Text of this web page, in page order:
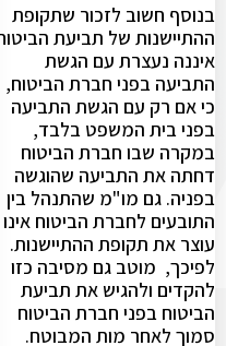
בנוסף חשוב לזכור שתקופת
ההתיישנות של תביעת הביטוח
איננה נעצרת עם הגשת
התביעה בפני חברת הביטוח,
כי אם רק עם הגשת התביעה
בפני בית המשפט בלבד,
במקרה שבו חברת הביטוח
דחתה את התביעה שהוגשה
בפניה. גם מו"מ שהתנהל בין
התובעים לחברת הביטוח אינו
עוצר את תקופת ההתיישנות.
לפיכך, מוטב גם מסיבה כזו
להקדים ולהגיש את תביעת
הביטוח בפני חברת הביטוח
סמוך לאחר מות המבוטח.